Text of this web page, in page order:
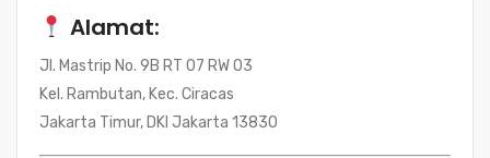
Alamat:
Jl. Mastrip No. 9B RT 07 RW 03
Kel. Rambutan, Kec. Ciracas
Jakarta Timur, DKI Jakarta 13830